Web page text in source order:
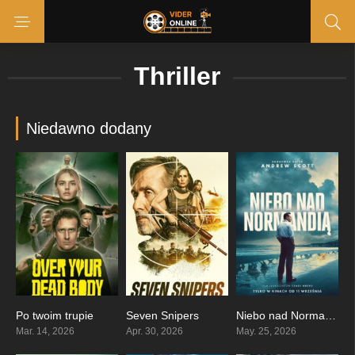
Thriller
Niedawno dodany
Po twoim trupie
Mar. 14, 2026
Seven Snipers
Apr. 30, 2026
7.6
May. 25, 2026